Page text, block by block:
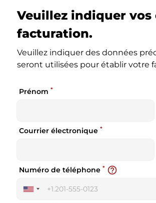
Veuillez indiquer vos
facturation.
Veuillez indiquer des données
seront utilisées pour établir votre
Prénom *
Courrier électronique *
United
Numéro de téléphone * help_outline